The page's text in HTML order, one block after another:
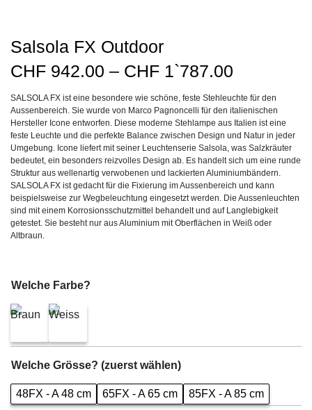
Salsola FX Outdoor
CHF 942.00 – CHF 1`787.00
bis
SALSOLA FX ist eine besondere wie schöne, feste Stehleuchte für den
Aussenbereich. Sie wurde von Marco Pagnoncelli für den italienischen
Hersteller Icone entworfen. Diese moderne Stehlampe aus Italien ist eine
feste Leuchte und die perfekte Balance zwischen Design und Natur in jeder
Umgebung. Icone liefert mit seiner Leuchtenserie Salsola, was Salzkräuter
bedeutet, ein besonders reizvolles Design ab. Es handelt sich um eine runde
Struktur aus wellenartig verwobenen und lackierten Aluminiumbändern.
SALSOLA FX ist gedacht für die Fixierung im Aussenbereich und kann
beispielsweise zur Wegbeleuchtung eingesetzt werden. Die Aussenleuchten
sind mit einem Korrosionsschutzmittel behandelt und auf Langlebigkeit
getestet. Sie besteht nur aus Aluminium mit Oberflächen in Weiß oder
Altbraun.
Welche Farbe?
Welche Grösse? (zuerst wählen)
48FX - A 48 cm 65FX - A 65 cm 85FX - A 85 cm